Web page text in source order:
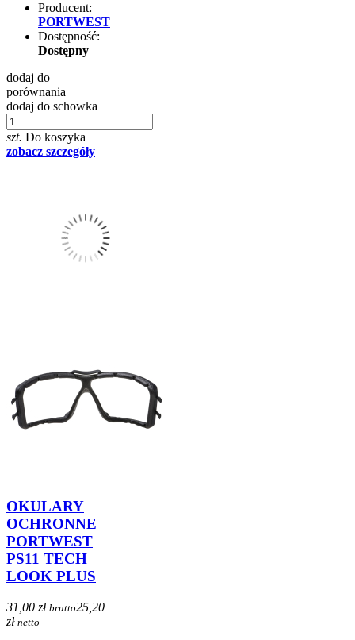
Producent:
PORTWEST
Dostępność:
Dostępny
dodaj do
porównania
dodaj do schowka
szt. Do koszyka
zobacz szczegóły
OKULARY
OCHRONNE
PORTWEST
PS11 TECH
LOOK PLUS
31,00 zł brutto25,20
zł netto